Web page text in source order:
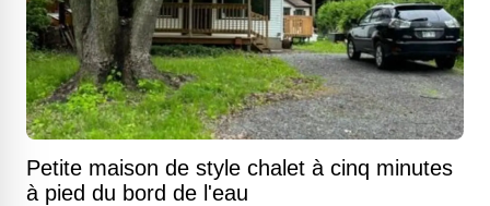
Petite maison de style chalet à cinq minutes
à pied du bord de l'eau